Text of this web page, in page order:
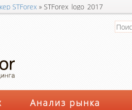
STForex » STForex_logo_2017
Анализ рынка